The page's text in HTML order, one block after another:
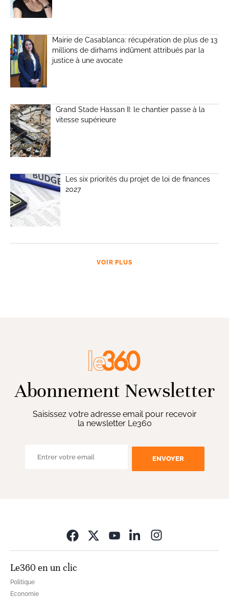
Mairie de Casablanca: récupération de plus de 13
millions de dirhams indûment attribués par la
justice à une avocate
Grand Stade Hassan II: le chantier passe à la
vitesse supérieure
Les six priorités du projet de loi de finances
2027
VOIR PLUS
Abonnement Newsletter
Saisissez votre adresse email pour recevoir
la newsletter Le360
ENVOYER
Le360 en un clic
Politique
Economie